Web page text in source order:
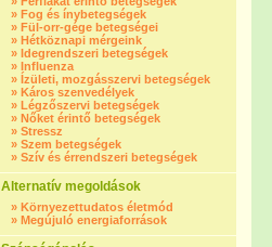
» Fog és ínybetegségek
» Fül-orr-gége betegségei
» Hétköznapi mérgeink
» Idegrendszeri betegségek
» Influenza
» Ízületi, mozgásszervi betegségek
» Káros szenvedélyek
» Légzőszervi betegségek
» Nőket érintő betegségek
» Stressz
» Szem betegségek
» Szív és érrendszeri betegségek
Alternatív megoldások
» Környezettudatos életmód
» Megújuló energiaforrások